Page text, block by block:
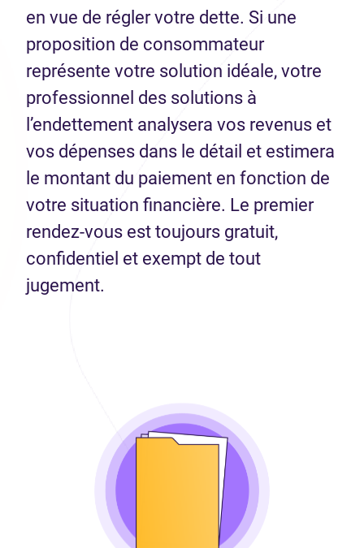
en vue de régler votre dette. Si une
proposition de consommateur
représente votre solution idéale, votre
professionnel des solutions à
l’endettement analysera vos revenus et
vos dépenses dans le détail et estimera
le montant du paiement en fonction de
votre situation financière. Le premier
rendez-vous est toujours gratuit,
confidentiel et exempt de tout
jugement.